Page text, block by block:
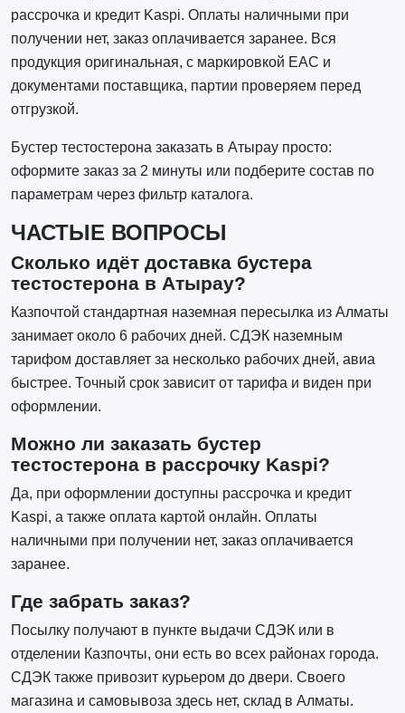
рассрочка и кредит Kaspi. Оплаты наличными при
получении нет, заказ оплачивается заранее. Вся
продукция оригинальная, с маркировкой EAC и
документами поставщика, партии проверяем перед
отгрузкой.
Бустер тестостерона заказать в Атырау просто:
оформите заказ за 2 минуты или подберите состав по
параметрам через фильтр каталога.
ЧАСТЫЕ ВОПРОСЫ
Сколько идёт доставка бустера
тестостерона в Атырау?
Казпочтой стандартная наземная пересылка из Алматы
занимает около 6 рабочих дней. СДЭК наземным
тарифом доставляет за несколько рабочих дней, авиа
быстрее. Точный срок зависит от тарифа и виден при
оформлении.
Можно ли заказать бустер
тестостерона в рассрочку Kaspi?
Да, при оформлении доступны рассрочка и кредит
Kaspi, а также оплата картой онлайн. Оплаты
наличными при получении нет, заказ оплачивается
заранее.
Где забрать заказ?
Посылку получают в пункте выдачи СДЭК или в
отделении Казпочты, они есть во всех районах города.
СДЭК также привозит курьером до двери. Своего
магазина и самовывоза здесь нет, склад в Алматы.